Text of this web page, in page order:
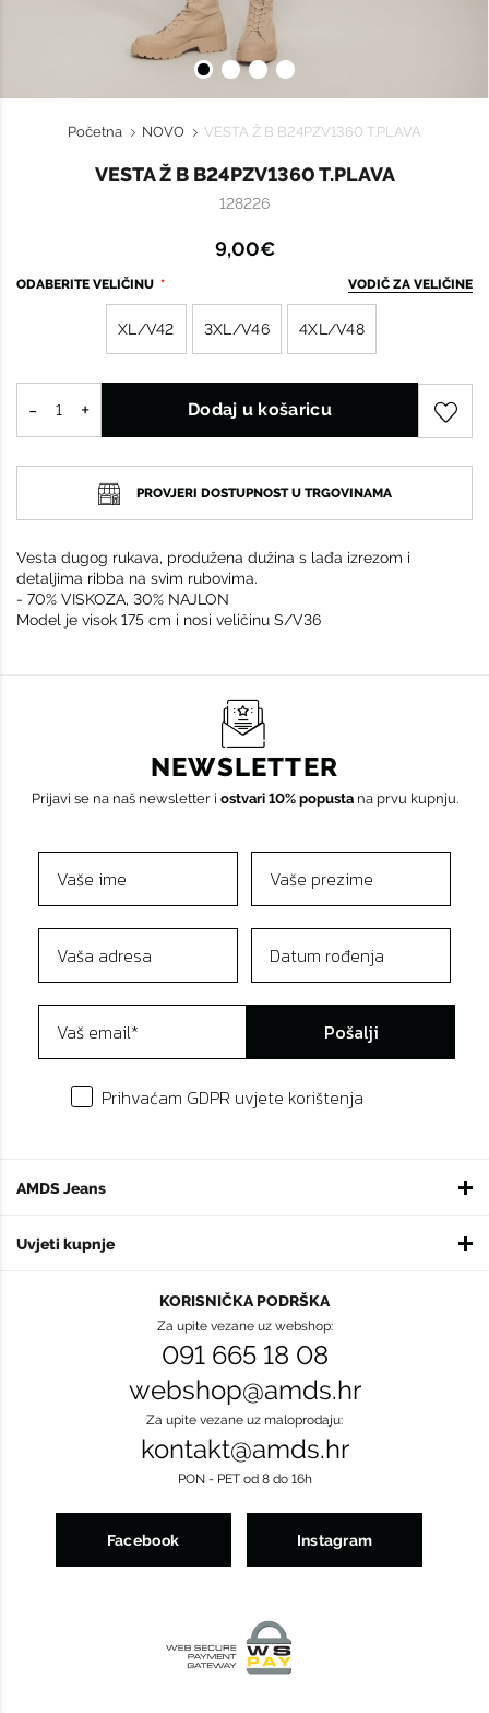
Početna NOVO VESTA Ž B B24PZV1360 T.PLAVA
VESTA Ž B B24PZV1360 T.PLAVA
128226
9,00€
ODABERITE VELIČINU VODIČ ZA VELIČINE
XL/V42 3XL/V46 4XL/V48
Dodaj u košaricu
PROVJERI DOSTUPNOST U TRGOVINAMA
Vesta dugog rukava, produžena dužina s lađa izrezom i
detaljima ribba na svim rubovima.
- 70% VISKOZA, 30% NAJLON
Model je visok 175 cm i nosi veličinu S/V36
AMDS Jeans
Uvjeti kupnje
NEWSLETTER
Prijavi se na naš newsletter i ostvari 10% popustana prvu kupnju.
Pošalji
Prihvaćam GDPR uvjete korištenja
KORISNIČKA PODRŠKA
Za upite vezane uz webshop:
091 665 18 08
webshop@amds.hr
Za upite vezane uz maloprodaju:
kontakt@amds.hr
PON - PET od 8 do 16h
Facebook Instagram